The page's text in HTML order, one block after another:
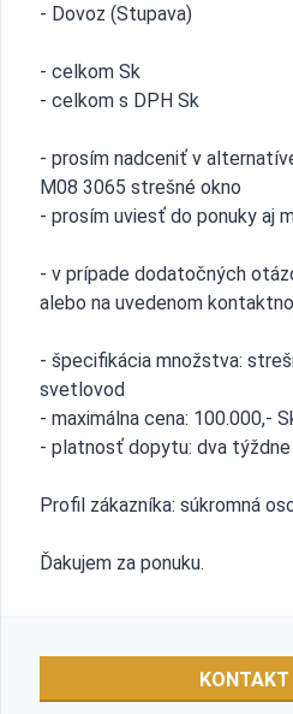
- Dovoz (Stupava)
- celkom Sk
- celkom s DPH Sk
- prosím nadceniť v
M08 3065 strešné okno
- prosím uviesť do ponuky aj
- v prípade dodatočných
alebo na uvedenom
- špecifikácia množstva:
svetlovod
- maximálna cena: 100.000,-
- platnosť dopytu: dva týždne
Profil zákazníka: súkromná
Ďakujem za ponuku.